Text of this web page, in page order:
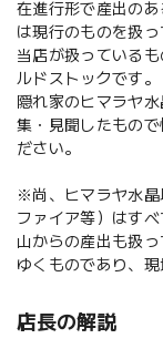
在進行形で産出の
は現行のものを扱っ
当店が扱っている
ルドストックです。
隠れ家のヒマラヤ
集・見聞したもの
ださい。
※尚、ヒマラヤ水晶
ファイア等）はす
山からの産出も扱
ゆくものであり、現
店長の解説